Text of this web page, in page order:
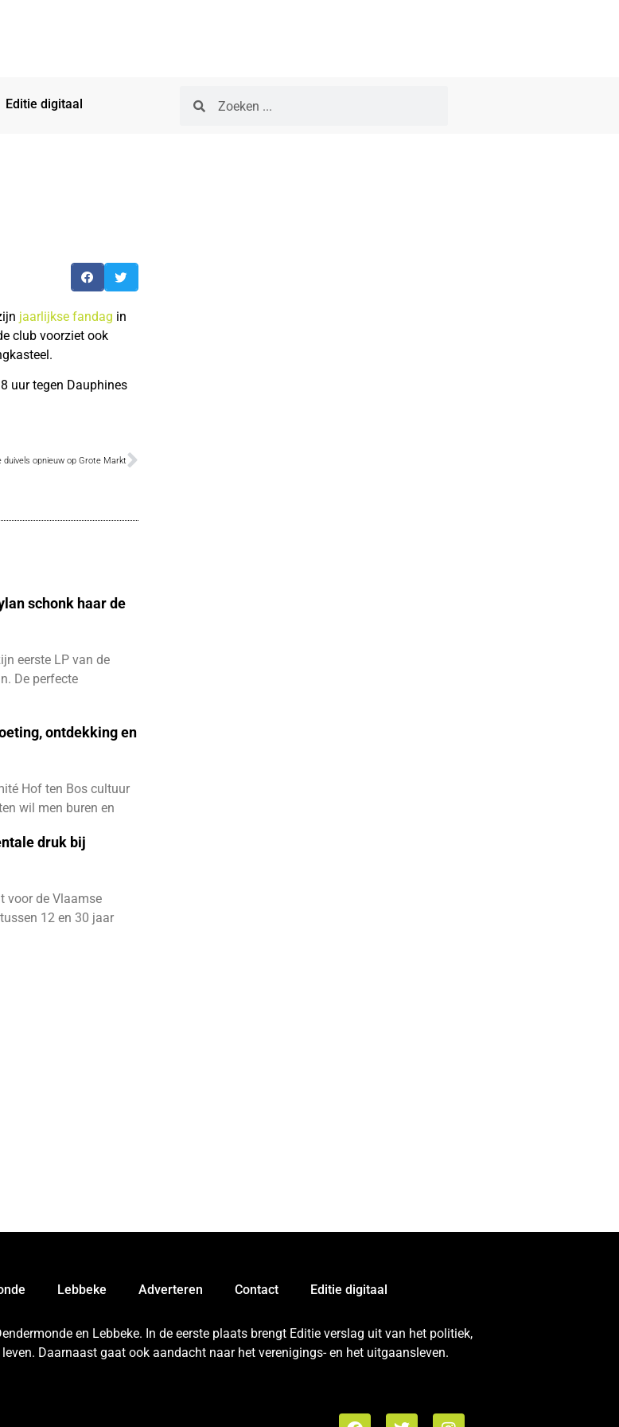
Editie digitaal
jaarlijkse fandag in
club voorziet ook
uur tegen Dauphines
duivels opnieuw op Grote Markt
schonk haar de
eerste LP van de
De perfecte
ontdekking en
Hof ten Bos cultuur
wil men buren en
druk bij
voor de Vlaamse
12 en 30 jaar
Lebbeke Adverteren Contact Editie digitaal
en Lebbeke. In de eerste plaats brengt Editie verslag uit van het politiek,
Daarnaast gaat ook aandacht naar het verenigings- en het uitgaansleven.